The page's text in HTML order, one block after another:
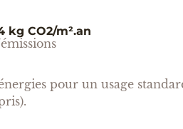
kg CO2/m².an
pour un usage